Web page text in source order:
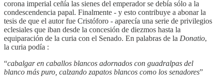
corona imperial ceñía las sienes del emperador se debía sólo a la
condescendencia papal. Finalmente - y esto contribuye a abonar la
tesis de que el autor fue Cristóforo - aparecía una serie de privilegios
eclesiales que iban desde la concesión de diezmos hasta la
equiparación de la curia con el Senado. En palabras de la Donatio,
la curia podía :
“cabalgar en caballos blancos adornados con guadralpas del
blanco más puro, calzando zapatos blancos como los senadores”